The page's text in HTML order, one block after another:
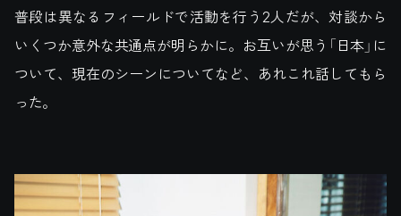
普段は異なるフィールドで活動を行う2人だが、対談から
いくつか意外な共通点が明らかに。お互いが思う「日本」に
ついて、現在のシーンについてなど、あれこれ話してもら
った。